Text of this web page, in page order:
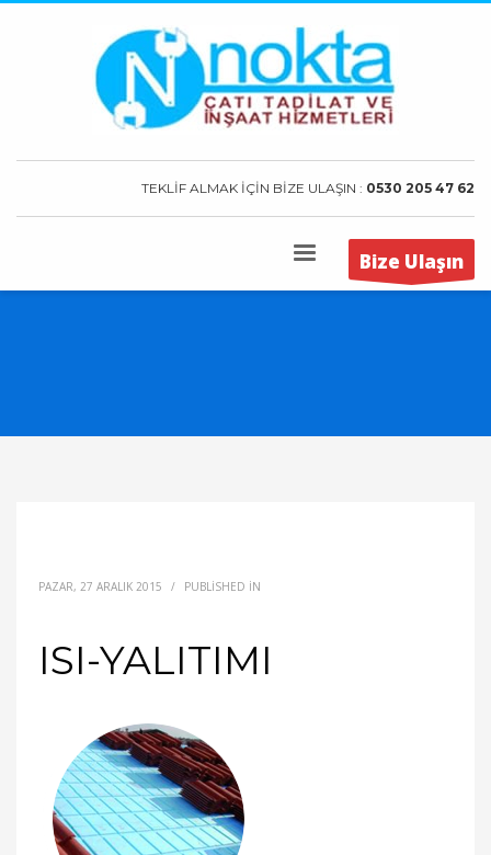
TEKLİF ALMAK İÇİN BİZE ULAŞIN : 0530 205 47 62
Bize Ulaşın
PAZAR, 27 ARALIK 2015 / PUBLISHED IN
ISI-YALITIMI